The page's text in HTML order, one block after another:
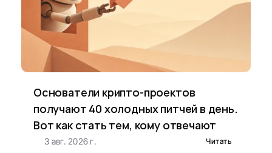
Основатели крипто-проектов
получают 40 холодных питчей в день.
Вот как стать тем, кому отвечают
3 авг. 2026 г. Читать